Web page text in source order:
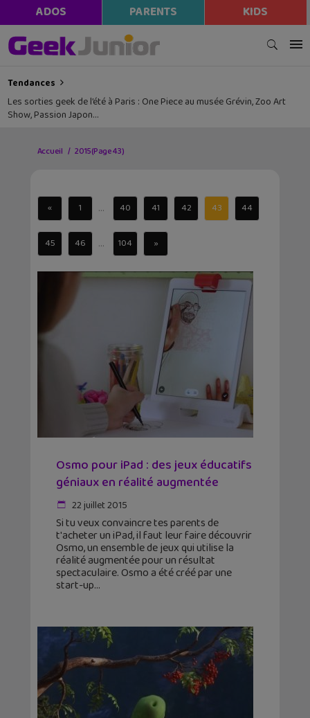
ADOS PARENTS KIDS
Tendances
Les sorties geek de l’été à Paris : One Piece au musée Grévin, Zoo Art
Show, Passion Japon…
Accueil 2015(Page 43)
« 1 ... 40 41 42 43 44
45 46 ... 104 »
Osmo pour iPad : des jeux éducatifs
géniaux en réalité augmentée
22 juillet 2015
Si tu veux convaincre tes parents de
t'acheter un iPad, il faut leur faire découvrir
Osmo, un ensemble de jeux qui utilise la
réalité augmentée pour un résultat
spectaculaire. Osmo a été créé par une
start-up